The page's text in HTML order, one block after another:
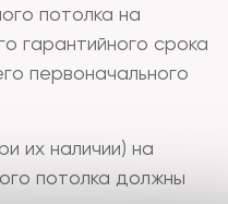
потолка на
гарантийного срока
первоначального
их наличии) на
потолка должны